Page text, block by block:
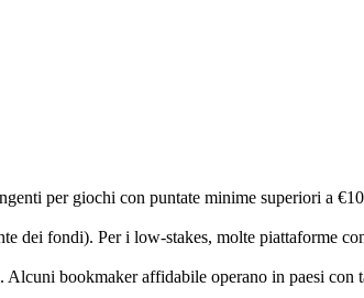
per giochi con puntate minime superiori a
dei fondi). Per i low‑stakes, molte piattaforme
bookmaker affidabile operano in paesi con